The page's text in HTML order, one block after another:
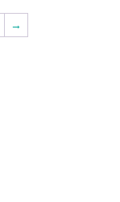
→